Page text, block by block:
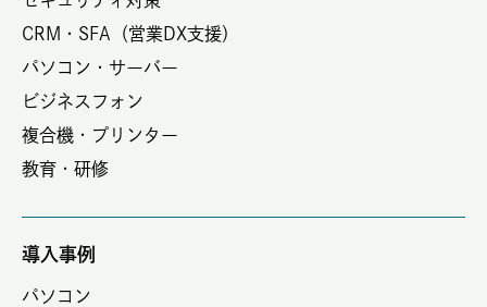
CRM・SFA（営業DX支援）
パソコン・サーバー
ビジネスフォン
複合機・プリンター
教育・研修
導入事例
パソコン